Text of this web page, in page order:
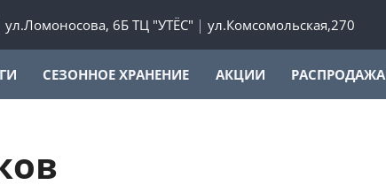
ул.Ломоносова, 6Б ТЦ "УТЁС" ул.Комсомольская,270
СЕЗОННОЕ ХРАНЕНИЕ АКЦИИ РАСПРОДАЖА